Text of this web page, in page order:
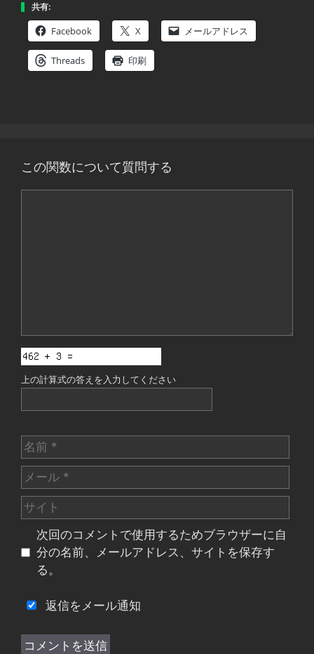
共有:
Facebook X メールアドレス
Threads 印刷
この関数について質問する
上の計算式の答えを入力してください
名
前
メ
ー
ル
サ
イ
次回のコメントで使用するためブラウザーに自
分の名前、メールアドレス、サイトを保存す
る。
返信をメール通知